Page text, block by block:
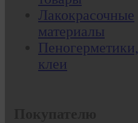
Лакокрасочные
материалы
Пеногерметики,
клеи